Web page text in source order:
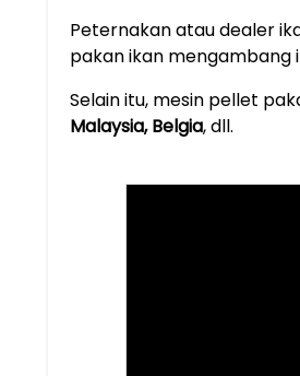
Peternakan atau dealer
pakan ikan mengambang
Selain itu, mesin pellet
Malaysia, Belgia, dll.